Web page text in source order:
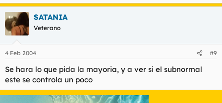
SATANIA
Veterano
4 Feb 2004 #9
Se hara lo que pida la mayoria, y a ver si el subnormal
este se controla un poco